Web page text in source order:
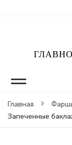
Главная
Запеченные